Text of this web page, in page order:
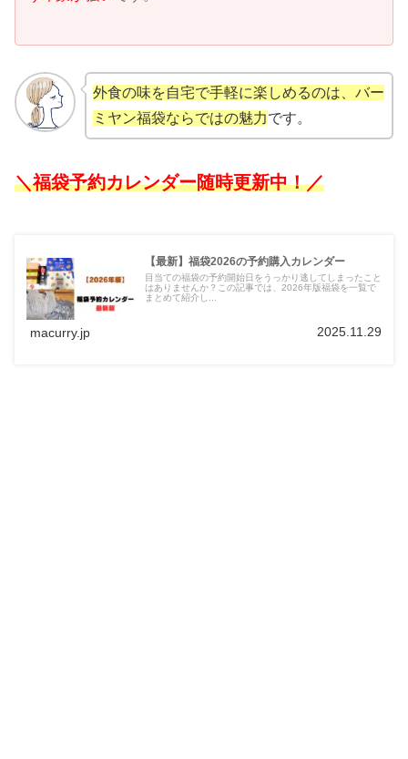
外食の味を自宅で手軽に楽しめるのは、バー
ミヤン福袋ならではの魅力です。
＼福袋予約カレンダー随時更新中！／
【最新】福袋2026の予約購入カレンダー
目当ての福袋の予約開始日をうっかり逃してしまったこと
はありませんか？この記事では、2026年版福袋を一覧で
まとめて紹介し...
macurry.jp 2025.11.29